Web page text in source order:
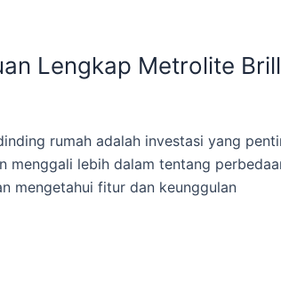
Lengkap Metrolite
rumah adalah investasi yang
lebih dalam tentang
mengetahui fitur dan keunggulan